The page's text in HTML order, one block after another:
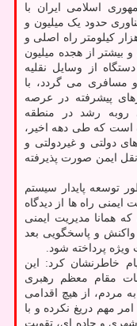
اسلامی ایران با
حدود یک میلیون و
کیلومتر راه اصلی و
بیشتر از هجده میلیون
از وسایل نقلیه
مسافری می گردد، با
پیشرفته در عرصه
روبه رشد در منطقه
است که طی دهه اخیر،
دولتی و غیردولتی و
ایمن صورت پذیرفته
توسعه پایدار سیستم
راه ها از دیدگاه
همانا مدیریت ایمنی
واکنش و پاسخگویی بعد
پرداخته شود.
خاطرنشان کرد: این
مقام معظم رهبری
از هیچ اقدامی
مهم دریغ نکرده و با
شهری و جاده ای، تقویت